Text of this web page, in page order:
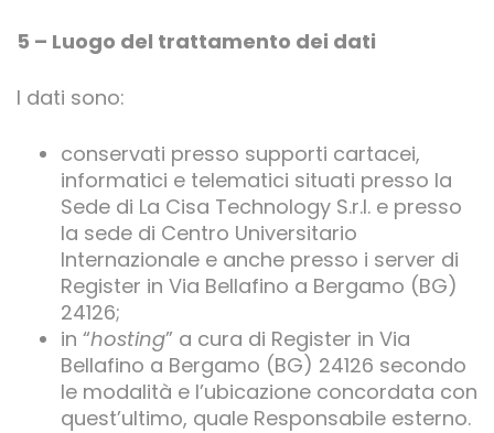
5 – Luogo del trattamento dei dati
I dati sono:
conservati presso supporti cartacei,
informatici e telematici situati presso la
Sede di La Cisa Technology S.r.l. e presso
la sede di Centro Universitario
Internazionale e anche presso i server di
Register in Via Bellafino a Bergamo (BG)
24126;
in “hosting” a cura di Register in Via
Bellafino a Bergamo (BG) 24126 secondo
le modalità e l’ubicazione concordata con
quest’ultimo, quale Responsabile esterno.